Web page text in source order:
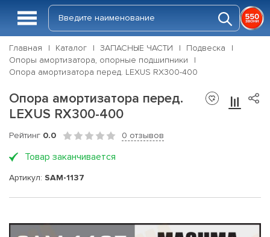
Главная Каталог ЗАПАСНЫЕ ЧАСТИ
Подвеска
Опоры амортизатора, опорные подшипники
Опора амортизатора перед. LEXUS RX300-400
Опора амортизатора перед.
LEXUS RX300-400
Рейтинг 0.0 0 отзывов
Товар заканчивается
Артикул: SAM-1137